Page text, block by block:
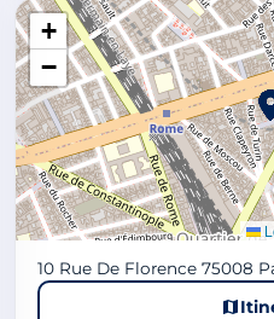
+
−
10 Rue De Florence 75008